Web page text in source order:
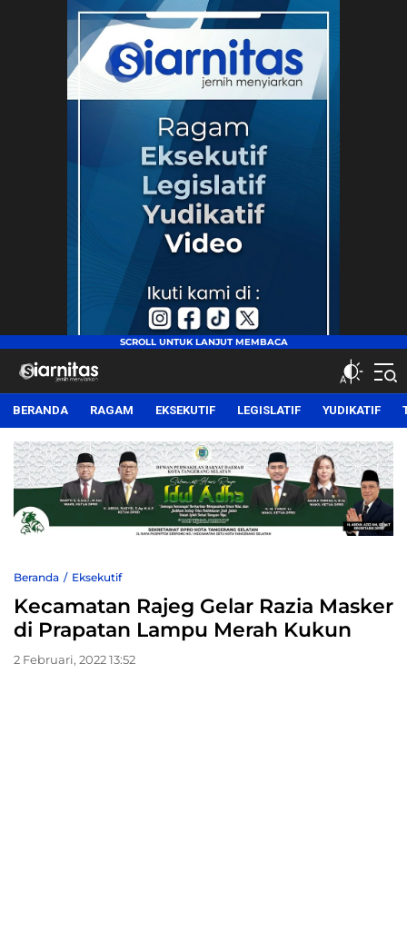
siarnitas
Jernih Menyiarkan
BERANDA RAGAM EKSEKUTIF LEGISLATIF YUDIKATIF
Beranda Eksekutif
Kecamatan Rajeg Gelar Razia Masker
di Prapatan Lampu Merah Kukun
2 Februari, 2022 13:52